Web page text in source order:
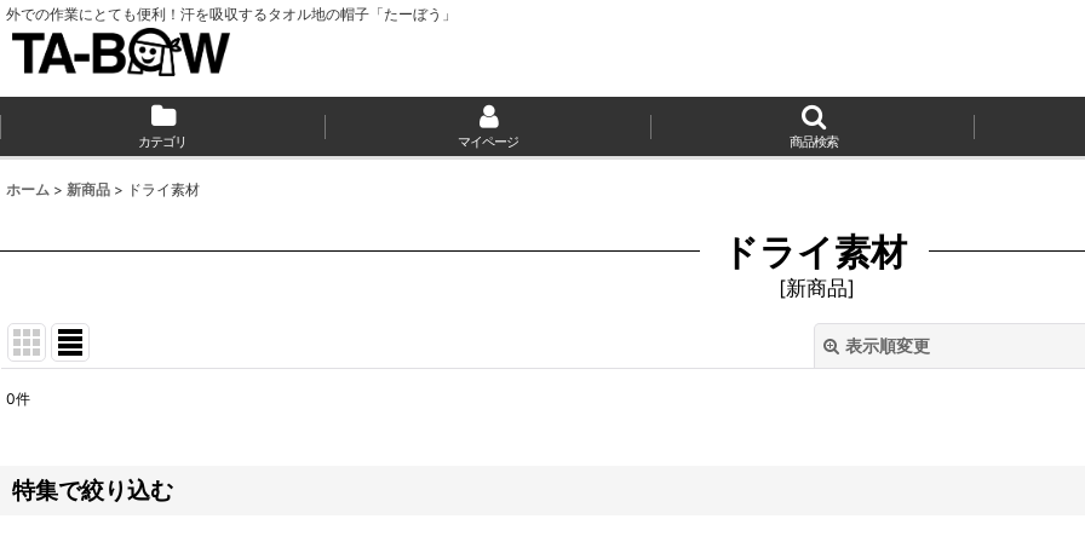
外での作業にとても便利！汗を吸収するタオル地の帽子「たーぼう」
カテゴリ マイページ 商品検索
ホーム > 新商品 > ドライ素材
ドライ素材
[新商品]
表示順変更
並び順:
0件
特集で絞り込む